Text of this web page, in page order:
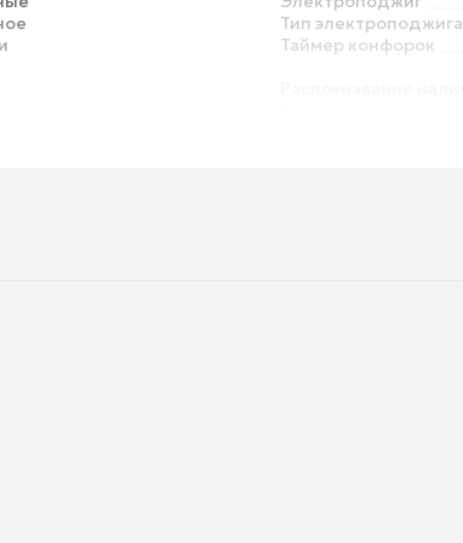
Тип электроподжига
Таймер конфорок